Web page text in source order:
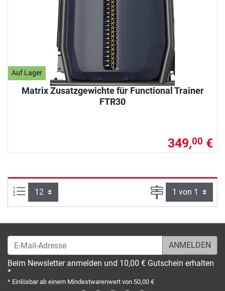
Auf Lager
Matrix Zusatzgewichte für Functional Trainer
FTR30
349,00 €
Artikel pro Seite: Seite
E-Mail-Adresse
Beim Newsletter anmelden und 10,00 € Gutschein erhalten
*
* Einlösbar ab einem Mindestwarenwert von 50,00 €